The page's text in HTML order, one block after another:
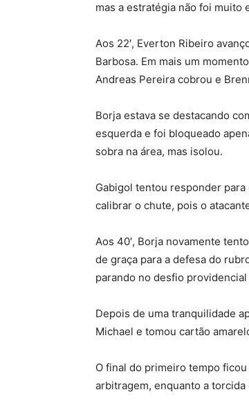
mas a estratégia não foi muito
Aos 22′, Everton Ribeiro
Barbosa. Em mais um
Andreas Pereira cobrou e
Borja estava se destacando
esquerda e foi bloqueado
sobra na área, mas isolou.
Gabigol tentou responder
calibrar o chute, pois o
Aos 40′, Borja novamente
de graça para a defesa do
parando no desfio providencial
Depois de uma tranquilidade
Michael e tomou cartão
O final do primeiro tempo
arbitragem, enquanto a torcida